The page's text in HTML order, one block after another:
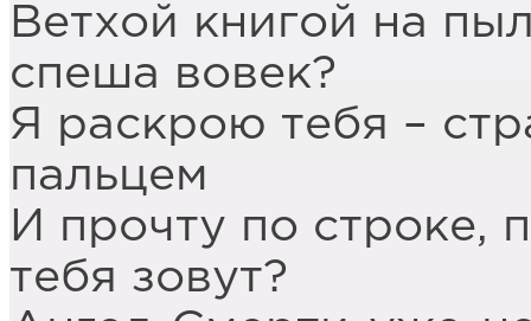
Ветхой книгой на
спеша вовек?
Я раскрою тебя –
пальцем
И прочту по строке,
тебя зовут?